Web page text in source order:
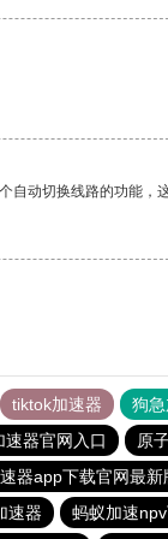
动切换线路的功能
tiktok加速器 狗
速器官网入口
原
器app下载官网最新
速器
蚂蚁加速